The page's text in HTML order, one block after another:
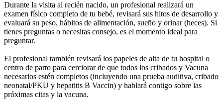
Durante la visita al recién nacido, un profesional realizará un
examen físico completo de tu bebé, revisará sus hitos de desarrollo y
evaluará su peso, hábitos de alimentación, sueño y orinar (heces). Si
tienes preguntas o necesitas consejo, es el momento ideal para
preguntar.
El profesional también revisará los papeles de alta de tu hospital o
centro de parto para cerciorar de que todos los cribados y Vacuna
necesarios estén completos (incluyendo una prueba auditiva, cribado
neonatal/PKU y hepatitis B Vaccin) y hablará contigo sobre las
próximas citas y la vacuna.